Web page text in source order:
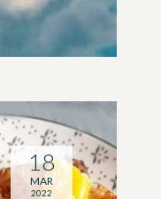
18
MAR
2022